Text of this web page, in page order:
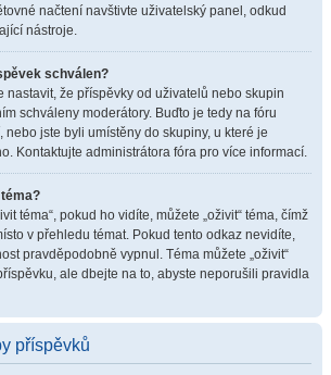
načtení navštivte uživatelský panel, odkud
nástroje.
schválen?
nastavit, že příspěvky od uživatelů nebo skupin
schváleny moderátory. Buďto je tedy na fóru
jste byli umístěny do skupiny, u které je
Kontaktujte administrátora fóra pro více informací.
téma“, pokud ho vidíte, můžete „oživit“ téma, čímž
v přehledu témat. Pokud tento odkaz nevidíte,
pravděpodobně vypnul. Téma můžete „oživit“
ale dbejte na to, abyste neporušili pravidla
příspěvků